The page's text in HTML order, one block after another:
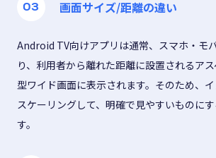
画面サイズ/距離の違い
Android TV向けアプリは通常、スマホ・モ
り、利用者から離れた距離に設置されるア
型ワイド画面に表示されます。そのため、
スケーリングして、明確で見やすいものに
す。